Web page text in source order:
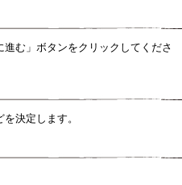
む」ボタンをクリックしてくださ
決定します。